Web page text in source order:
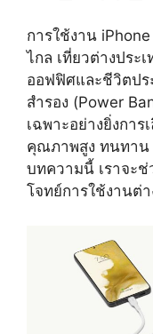
การใช้งาน
ไกล เที่ยวต่างประ
ออฟฟิศและชีวิตปร
สำรอง (Power
เฉพาะอย่างยิ่งกา
คุณภาพสูง ทนทาน
บทความนี้ เราจะ
โจทย์การใช้งานต่า